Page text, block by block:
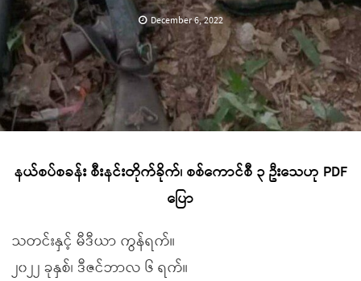
December 6, 2022
နယ်စပ်စခန်း စီးနင်းတိုက်ခိုက်၊ စစ်ကောင်စီ ၃ ဦးသေဟု PDF
ပြော
သတင်းနှင့် မီဒီယာ ကွန်ရက်။
၂၀၂၂ ခုနှစ်၊ ဒီဇင်ဘာလ ၆ ရက်။